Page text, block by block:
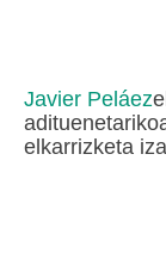
Javier Peláez
elkarrizketa